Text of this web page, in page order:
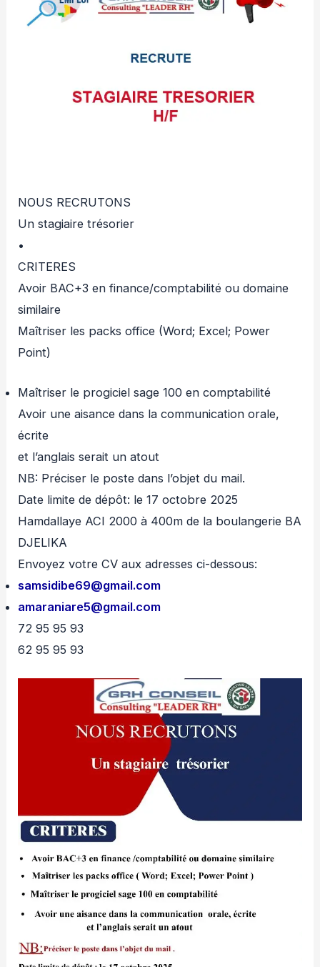
NOUS RECRUTONS
Un stagiaire trésorier
•
CRITERES
Avoir BAC+3 en finance/comptabilité ou domaine
similaire
Maîtriser les packs office (Word; Excel; Power
Point)
Maîtriser le progiciel sage 100 en comptabilité
Avoir une aisance dans la communication orale,
écrite
et l’anglais serait un atout
NB: Préciser le poste dans l’objet du mail.
Date limite de dépôt: le 17 octobre 2025
Hamdallaye ACI 2000 à 400m de la boulangerie BA
DJELIKA
Envoyez votre CV aux adresses ci-dessous:
samsidibe69@gmail.com
amaraniare5@gmail.com
72 95 95 93
62 95 95 93